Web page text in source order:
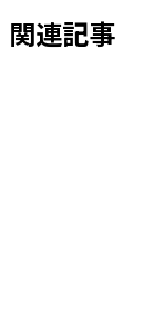
関連記事